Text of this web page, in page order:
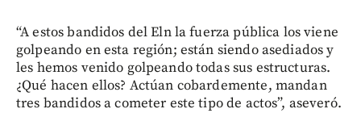
“A estos bandidos del Eln la fuerza pública los viene
golpeando en esta región; están siendo asediados y
les hemos venido golpeando todas sus estructuras.
¿Qué hacen ellos? Actúan cobardemente, mandan
tres bandidos a cometer este tipo de actos”, aseveró.